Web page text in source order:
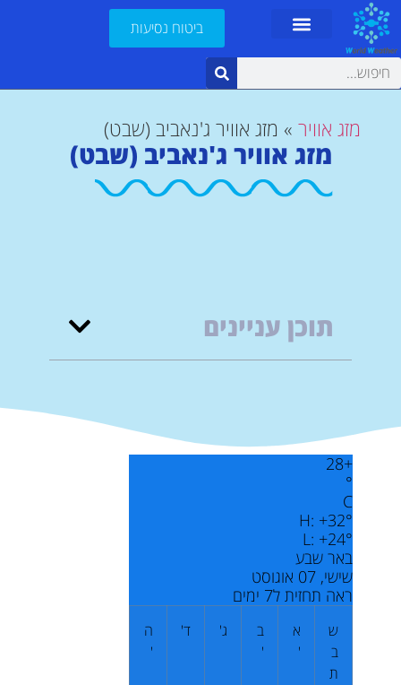
ביטוח נסיעות
מזג אוויר» מזג אוויר ג'נאביב (שבט)
מזג אוויר ג'נאביב (שבט)
תוכן עניינים
+
28
°
C
H: +32°
L: +24°
באר שבע
שישי, 07 אוגוסט
ראה תחזית ל7 ימים
ש
ב
ת
א
'
ב
'
ג' ד'
ה
'